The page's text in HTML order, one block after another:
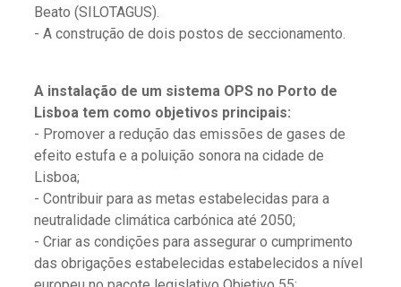
Beato (SILOTAGUS).
- A construção de dois postos de seccionamento.
A instalação de um sistema OPS no Porto de
Lisboa tem como objetivos principais:
- Promover a redução das emissões de gases de
efeito estufa e a poluição sonora na cidade de
Lisboa;
- Contribuir para as metas estabelecidas para a
neutralidade climática carbónica até 2050;
- Criar as condições para assegurar o cumprimento
das obrigações estabelecidas estabelecidos a nível